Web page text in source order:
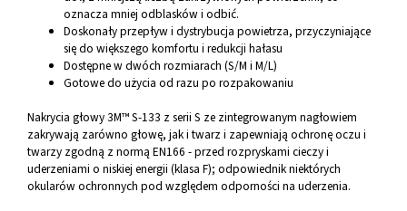
oznacza mniej odblasków i odbić.
Doskonały przepływ i dystrybucja powietrza, przyczyniające
się do większego komfortu i redukcji hałasu
Dostępne w dwóch rozmiarach (S/M i M/L)
Gotowe do użycia od razu po rozpakowaniu
Nakrycia głowy 3M™ S-133 z serii S ze zintegrowanym nagłowiem
zakrywają zarówno głowę, jak i twarz i zapewniają ochronę oczu i
twarzy zgodną z normą EN166 - przed rozpryskami cieczy i
uderzeniami o niskiej energii (klasa F); odpowiednik niektórych
okularów ochronnych pod względem odporności na uderzenia.